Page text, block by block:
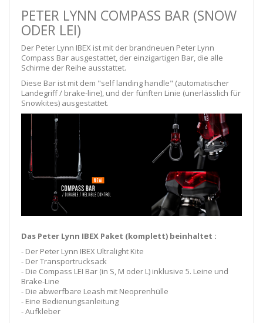
PETER LYNN COMPASS BAR (SNOW
ODER LEI)
Der Peter Lynn IBEX ist mit der brandneuen Peter Lynn
Compass Bar ausgestattet, der einzigartigen Bar, die alle
Schirme der Reihe ausstattet.
Diese Bar ist mit dem "self landing handle" (automatischer
Landegriff / brake-line), und der fünften Linie (unerlässlich für
Snowkites) ausgestattet.
Das Peter Lynn IBEX Paket (komplett) beinhaltet :
- Der Peter Lynn IBEX Ultralight Kite
- Der Transportrucksack
- Die Compass LEI Bar (in S, M oder L) inklusive 5. Leine und
Brake-Line
- Die abwerfbare Leash mit Neoprenhülle
- Eine Bedienungsanleitung
- Aufkleber